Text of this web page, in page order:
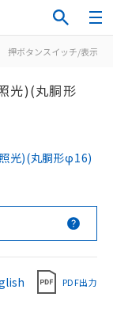
押ボタンスイッチ/表示灯
光)(丸胴形
光)(丸胴形φ16)
PDF出力